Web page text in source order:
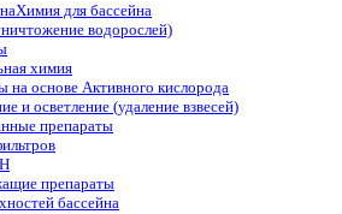
Химия для бассейна
водорослей)
химия
на основе Активного кислорода
и осветление (удаление взвесей)
препараты
препараты
бассейна